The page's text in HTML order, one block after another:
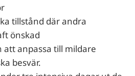
tillstånd där andra
önskad
anpassa till mildare
besvär.